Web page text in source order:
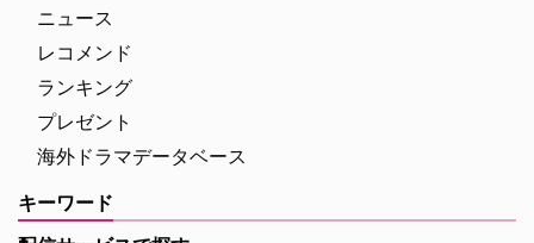
ニュース
レコメンド
ランキング
プレゼント
海外ドラマデータベース
キーワード